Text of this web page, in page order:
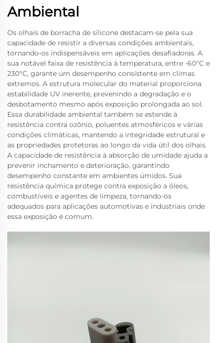
Ambiental
Os olhais de borracha de silicone destacam-se pela sua
capacidade de resistir a diversas condições ambientais,
tornando-os indispensáveis em aplicações desafiadoras. A
sua notável faixa de resistência à temperatura, entre -60°C e
230°C, garante um desempenho consistente em climas
extremos. A estrutura molecular do material proporciona
estabilidade UV inerente, prevenindo a degradação e o
desbotamento mesmo após exposição prolongada ao sol.
Essa durabilidade ambiental também se estende à
resistência contra ozônio, poluentes atmosféricos e várias
condições climáticas, mantendo a integridade estrutural e
as propriedades protetoras ao longo da vida útil dos olhais.
A capacidade de resistência à absorção de umidade ajuda a
prevenir inchamento e deterioração, garantindo
desempenho constante em ambientes úmidos. Sua
resistência química protege contra exposição a óleos,
combustíveis e agentes de limpeza, tornando-os
adequados para aplicações automotivas e industriais onde
essa exposição é comum.